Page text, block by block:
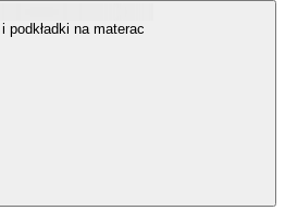
podkładki na materac